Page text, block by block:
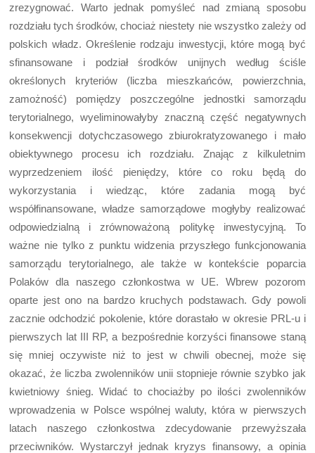
zrezygnować. Warto jednak pomyśleć nad zmianą sposobu
rozdziału tych środków, chociaż niestety nie wszystko zależy od
polskich władz. Określenie rodzaju inwestycji, które mogą być
sfinansowane i podział środków unijnych według ściśle
określonych kryteriów (liczba mieszkańców, powierzchnia,
zamożność) pomiędzy poszczególne jednostki samorządu
terytorialnego, wyeliminowałyby znaczną część negatywnych
konsekwencji dotychczasowego zbiurokratyzowanego i mało
obiektywnego procesu ich rozdziału. Znając z kilkuletnim
wyprzedzeniem ilość pieniędzy, które co roku będą do
wykorzystania i wiedząc, które zadania mogą być
współfinansowane, władze samorządowe mogłyby realizować
odpowiedzialną i zrównoważoną politykę inwestycyjną. To
ważne nie tylko z punktu widzenia przyszłego funkcjonowania
samorządu terytorialnego, ale także w kontekście poparcia
Polaków dla naszego członkostwa w UE. Wbrew pozorom
oparte jest ono na bardzo kruchych podstawach. Gdy powoli
zacznie odchodzić pokolenie, które dorastało w okresie PRL-u i
pierwszych lat III RP, a bezpośrednie korzyści finansowe staną
się mniej oczywiste niż to jest w chwili obecnej, może się
okazać, że liczba zwolenników unii stopnieje równie szybko jak
kwietniowy śnieg. Widać to chociażby po ilości zwolenników
wprowadzenia w Polsce wspólnej waluty, która w pierwszych
latach naszego członkostwa zdecydowanie przewyższała
przeciwników. Wystarczył jednak kryzys finansowy, a opinia